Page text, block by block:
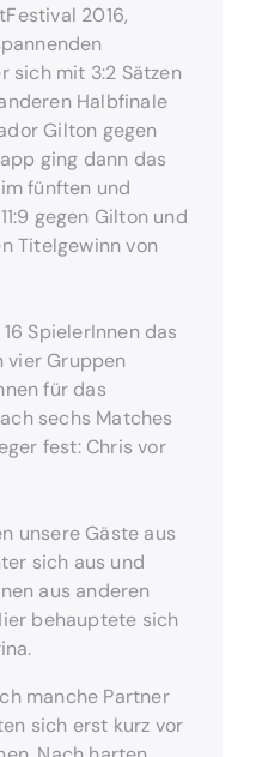
2016,
sich mit 3:2 Sätzen
Halbfinale
Gilton gegen
ging dann das
fünften und
gegen Gilton und
Titelgewinn von
SpielerInnen das
vier Gruppen
für das
sechs Matches
fest: Chris vor
unsere Gäste aus
sich aus und
aus anderen
behauptete sich
manche Partner
sich erst kurz vor